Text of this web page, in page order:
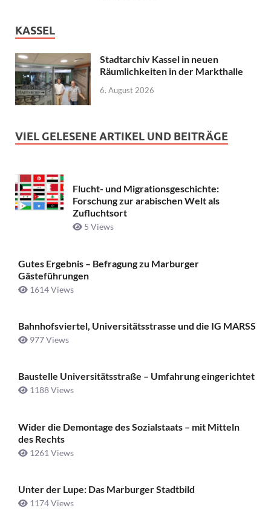
KASSEL
Stadtarchiv Kassel in neuen
Räumlichkeiten in der Markthalle
6. August 2026
VIEL GELESENE ARTIKEL UND BEITRÄGE
Flucht- und Migrationsgeschichte:
Forschung zur arabischen Welt als
Zufluchtsort
5 Views
Gutes Ergebnis – Befragung zu Marburger
Gästeführungen
1614 Views
Bahnhofsviertel, Universitätsstrasse und die IG MARSS
977 Views
Baustelle Universitätsstraße ­– Umfahrung eingerichtet
1188 Views
Wider die Demontage des Sozialstaats – mit Mitteln
des Rechts
1261 Views
Unter der Lupe: Das Marburger Stadtbild
1174 Views